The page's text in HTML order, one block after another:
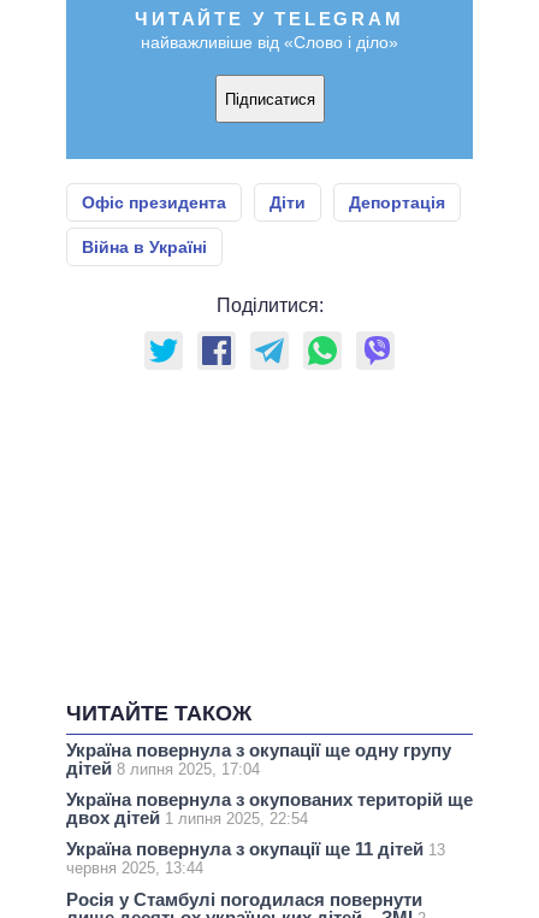
ЧИТАЙТЕ У TELEGRAM
найважливіше від «Слово і діло»
Підписатися
Офіс президента Діти Депортація
Війна в Україні
Поділитися:
ЧИТАЙТЕ ТАКОЖ
Україна повернула з окупації ще одну групу
дітей 8 липня 2025, 17:04
Україна повернула з окупованих територій ще
двох дітей 1 липня 2025, 22:54
Україна повернула з окупації ще 11 дітей 13
червня 2025, 13:44
Росія у Стамбулі погодилася повернути